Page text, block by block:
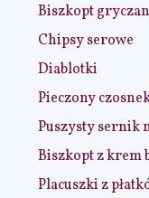
Biszkopt
Chipsy serowe
Diablotki
Pieczony
Puszysty sernik
Biszkopt z
Placuszki z